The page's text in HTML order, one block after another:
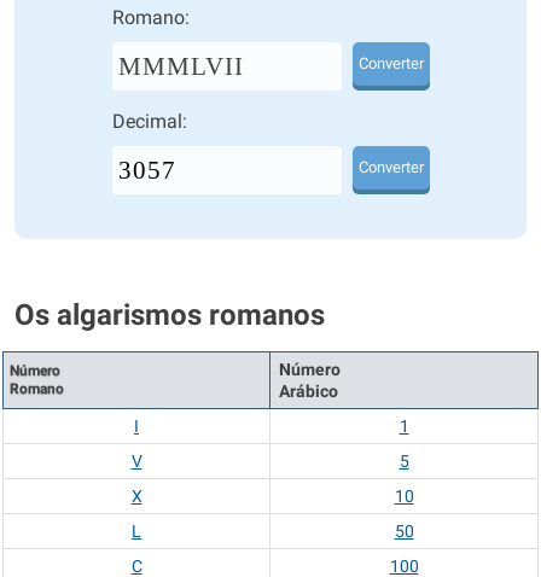
Romano:
MMMLVII Converter
Decimal:
Converter
Os algarismos romanos
Número
Romano
Número
Arábico
I
1
V
5
X
10
L
50
C
100